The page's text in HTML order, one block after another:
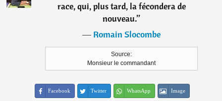
race, qui, plus tard, la fécondera de
nouveau.”
―Romain Slocombe
Source:
Monsieur le commandant
Facebook Twitter WhatsApp Image